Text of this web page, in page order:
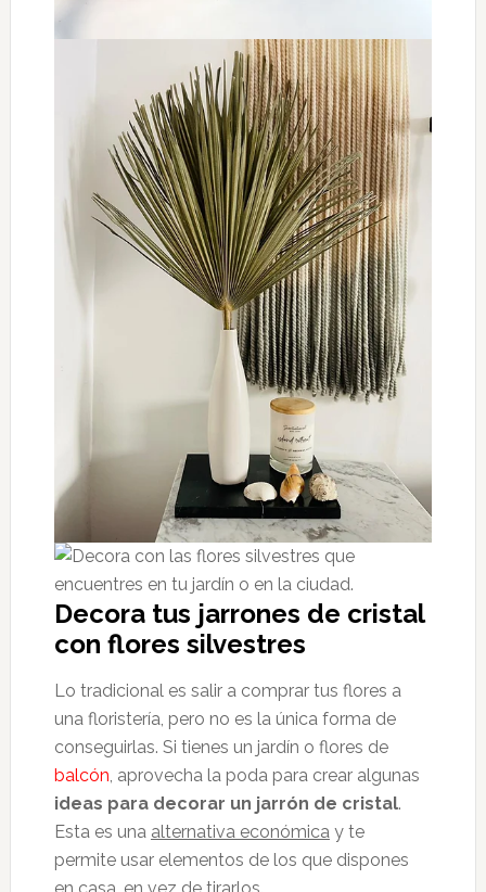
Decora tus jarrones de cristal
con flores silvestres
Lo tradicional es salir a comprar tus flores a
una floristería, pero no es la única forma de
conseguirlas. Si tienes un jardín o flores de
balcón, aprovecha la poda para crear algunas
ideas para decorar un jarrón de cristal.
Esta es una alternativa económicay te
permite usar elementos de los que dispones